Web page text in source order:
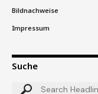
Bildnachweise
Impressum
Suche